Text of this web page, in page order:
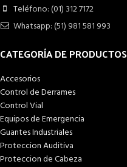
Teléfono: (01) 312 7172
Whatsapp: (51) 981 581 993
CATEGORÍA DE PRODUCTOS
Accesorios
Control de Derrames
Control Vial
Equipos de Emergencia
Guantes Industriales
Proteccion Auditiva
Proteccion de Cabeza